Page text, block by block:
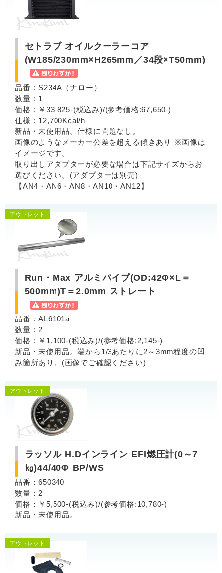
セトラブ オイルクーラーコア
(W185/230mm×H265mm／34段×T50mm)
品番：S234A（ナロー）
数量：1
価格：￥33,825-(税込み)/(参考価格:67,650-)
仕様：12,700Kcal/h
新品・未使用品。仕様に問題なし。
画像のようなメーカー公差を超える傾きあり ※画像は
イメージです。
取り出しアダプターが必要な場合は下記サイズからお
選びください。(アダプターは別売)
【AN4・AN6・AN8・AN10・AN12】
Run・Max アルミパイプ(OD:42Φ×L＝
500mm)T＝2.0mm ストレート
アウトレット
品番：AL6101a
数量：2
価格：￥1,100-(税込み)/(参考価格:2,145-)
新品・未使用品。端から1/3あたりに2～3mm程度の凹
み箇所あり。(画像でご確認ください)
ラッソル H.Dインライン EFI燃圧計(0～7
㎏)44/40Φ BP/WS
アウトレット
品番：650340
数量：2
価格：￥5,500-(税込み)/(参考価格:10,780-)
新品・未使用品。
アウトレット